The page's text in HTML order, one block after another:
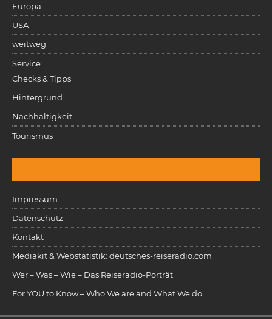
Europa
USA
weitweg
Service
Checks & Tipps
Hintergrund
Nachhaltigkeit
Tourismus
Impressum
Datenschutz
Kontakt
Mediakit & Webstatistik: deutsches-reiseradio.com
Wer – Was – Wie – Das Reiseradio-Porträt
For YOU to Know – Who We are and What We do